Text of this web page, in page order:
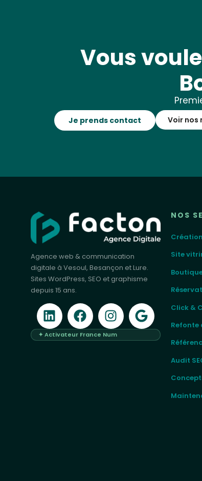
Vous
Je prends contact Voir nos
Agence web & communication
digitale à Vesoul, Besançon et Lure.
Sites WordPress, SEO et graphisme
depuis 15 ans.
✦ Activateur France Num
NOS
Site
Click &
Refonte
Audit